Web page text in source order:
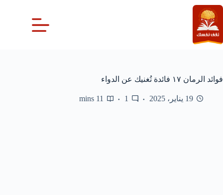
التجاوز
إلى
المحتوى
فوائد الرمان ١٧ فائدة تُغنيك عن الدواء
19 يناير، 2025 1
11 mins